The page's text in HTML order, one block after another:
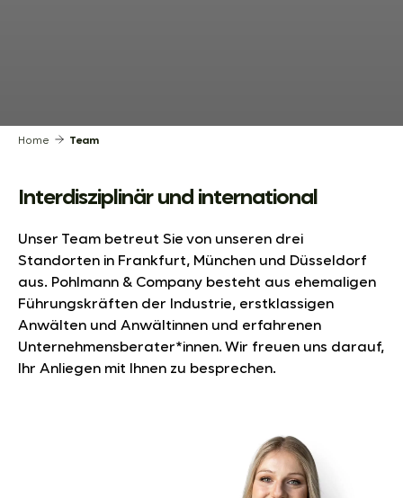
Home Team
Interdisziplinär und international
Unser Team betreut Sie von unseren drei
Standorten in Frankfurt, München und Düsseldorf
aus. Pohlmann & Company besteht aus ehemaligen
Führungskräften der Industrie, erstklassigen
Anwälten und Anwältinnen und erfahrenen
Unternehmensberater*innen. Wir freuen uns darauf,
Ihr Anliegen mit Ihnen zu besprechen.